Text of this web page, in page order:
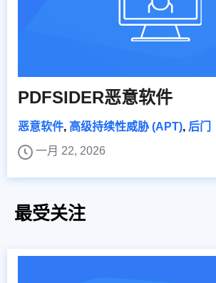
PDFSIDER恶意软件
恶意软件, 高级持续性威胁 (APT), 后门
一月 22, 2026
最受关注